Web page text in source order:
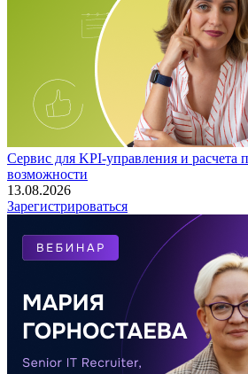
Сервис для KPI-управления и расчета
возможности
13.08.2026
Зарегистрироваться